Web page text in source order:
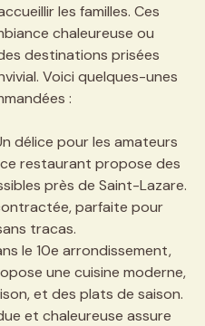
les familles. Ces
chaleureuse ou
destinations prisées
Voici quelques-unes
:
délice pour les amateurs
restaurant propose des
près de Saint-Lazare.
parfaite pour
tracas.
le 10e arrondissement,
une cuisine moderne,
et des plats de saison.
et chaleureuse assure